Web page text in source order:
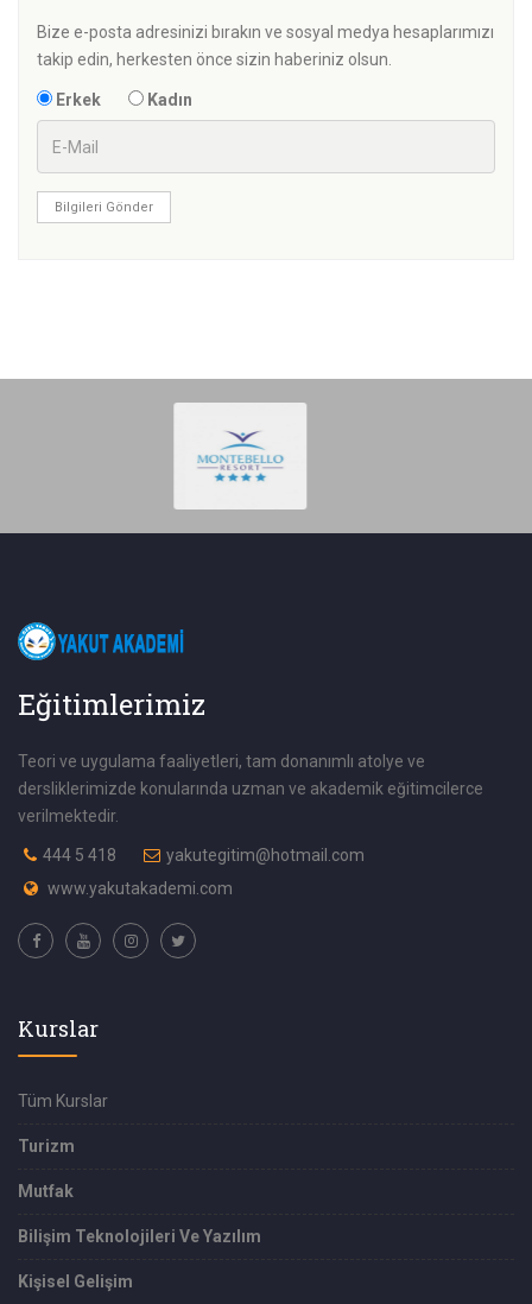
Bize e-posta adresinizi bırakın ve sosyal medya hesaplarımızı
takip edin, herkesten önce sizin haberiniz olsun.
Erkek Kadın
Bilgileri Gönder
Eğitimlerimiz
Teori ve uygulama faaliyetleri, tam donanımlı atolye ve
dersliklerimizde konularında uzman ve akademik eğitimcilerce
verilmektedir.
444 5 418
yakutegitim@hotmail.com
www.yakutakademi.com
Kurslar
Tüm Kurslar
Turizm
Mutfak
Bilişim Teknolojileri Ve Yazılım
Kişisel Gelişim